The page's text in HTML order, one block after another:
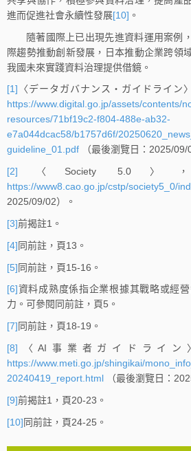
進而促進社會永續性發展[10] 。
隨著國際上已出現先進資料運用案例
際趨勢推動創新發展，日本推動企業跨領
我國未來實踐資料治理提供借鏡。
[1] 〈データガバナンス・ガイドライン
https://www.digital.go.jp/assets/contents/
resources/71bf19c2-f804-488e-ab32-
e7a044dcac58/b1757d6f/
guideline_01.pdf （最後瀏覽日：2025/09/
[2] 〈Society 5.0〉
https://www8.cao.go.jp/cstp/society5_0/
2025/09/02）。
[3]前揭註1。
[4]同前註，頁13。
[5]同前註，頁15-16。
[6]資料成熟度係指企業根據其戰略或經
力。可參閱同前註，頁5。
[7]同前註，頁18-19。
[8] 〈AI事業者ガイドライン
https://www.meti.go.jp/shingikai/
20240419_report.html （最後瀏覽日：
[9]前揭註1，頁20-23。
[10]同前註，頁24-25。